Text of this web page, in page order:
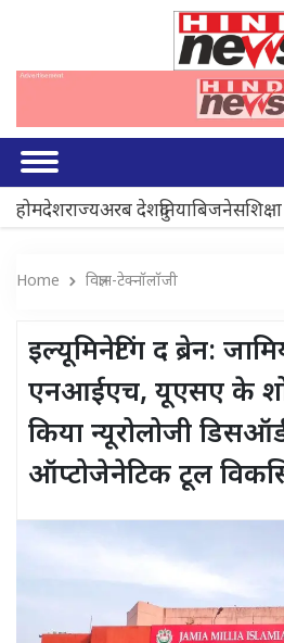
होमदेशराज्यअरब देशदुनियाबिजनेस
Home विज्ञान-टेक्नॉलॉजी
इल्यूमिनेटिंग द ब्रेन:
एनआईएच, यूएसए के
किया न्यूरोलोजी
ऑप्टोजेनेटिक टूल